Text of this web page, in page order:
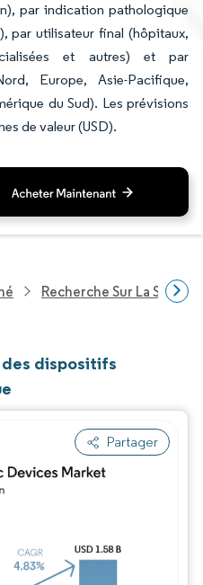
par indication pathologique
par utilisateur final (hôpitaux,
et autres) et par
Europe, Asie-Pacifique,
du Sud). Les prévisions
de valeur (USD).
Recherche Sur La Santé
dispositifs
Partager